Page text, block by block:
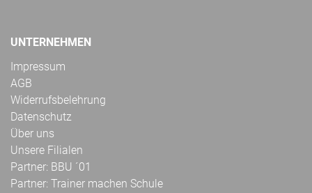
UNTERNEHMEN
Impressum
AGB
Widerrufsbelehrung
Datenschutz
Über uns
Unsere Filialen
Partner: BBU ´01
Partner: Trainer machen Schule